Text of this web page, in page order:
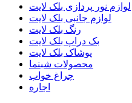
لوازم نور پردازی بلک لایت
لوازم جانبی بلک لایت
رنگ بلک لایت
بک دراپ بلک لایت
پوشاک بلک لایت
محصولات شبنما
چراغ خواب
اجاره